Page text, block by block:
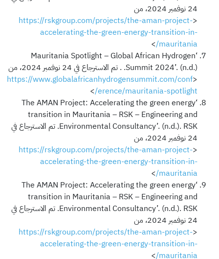
24 نوفمبر 2024، من
<
https://rskgroup.com/projects/the-aman-project-
accelerating-the-green-energy-transition-in-
mauritania/
>
‘Mauritania Spotlight – Global African Hydrogen
Summit 2024’. (n.d.). . تم الاسترجاع في 24 نوفمبر 2024، من
<
https://www.globalafricanhydrogensummit.com/conf
erence/mauritania-spotlight/
>
‘The AMAN Project: Accelerating the green energy
transition in Mauritania – RSK – Engineering and
Environmental Consultancy’. (n.d.). RSK. تم الاسترجاع في
24 نوفمبر 2024، من
<
https://rskgroup.com/projects/the-aman-project-
accelerating-the-green-energy-transition-in-
mauritania/
>
‘The AMAN Project: Accelerating the green energy
transition in Mauritania – RSK – Engineering and
Environmental Consultancy’. (n.d.). RSK. تم الاسترجاع في
24 نوفمبر 2024، من
<
https://rskgroup.com/projects/the-aman-project-
accelerating-the-green-energy-transition-in-
mauritania/
>